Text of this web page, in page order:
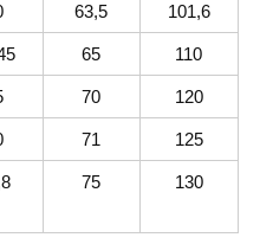
63,5 101,6
65 110
70 120
71 125
75 130